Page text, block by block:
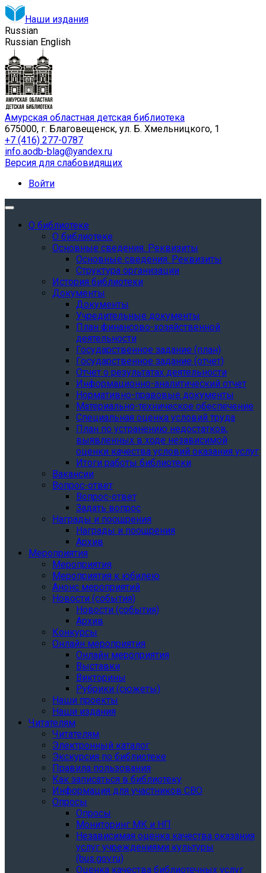
Наши издания
Russian
Russian English
Амурская областная детская библиотека
675000, г. Благовещенск, ул. Б. Хмельницкого, 1
+7 (416) 277-0787
info.aodb-blag@yandex.ru
Версия для слабовидящих
Войти
О библиотеке
О библиотеке
Основные сведения. Реквизиты
Основные сведения. Реквизиты
Структура организации
История библиотеки
Документы
Документы
Учредительные документы
План финансово-хозяйственной
деятельности
Государственное задание (план)
Государственное задание (отчет)
Отчет о результатах деятельности
Информационно-аналитический отчет
Нормативно-правовые документы
Материально-техническое обеспечение
Специальная оценка условий труда
План по устранению недостатков,
выявленных в ходе независимой
оценки качества условий оказания услуг
Итоги работы библиотеки
Вакансии
Вопрос-ответ
Вопрос-ответ
Задать вопрос
Награды и поощрения
Награды и поощрения
Архив
Мероприятия
Мероприятия
Мероприятия к юбилею
Анонс мероприятий
Новости (события)
Новости (события)
Архив
Конкурсы
Онлайн мероприятия
Онлайн мероприятия
Выставки
Викторины
Рубрики (сюжеты)
Наши проекты
Наши издания
Читателям
Читателям
Электронный каталог
Экскурсия по библиотеке
Правила пользования
Как записаться в библиотеку
Информация для участников СВО
Опросы
Опросы
Мониторинг МК и НП
Независимая оценка качества оказания
услуг учреждениями культуры
(bus.gov.ru)
Оценка качества библиотечных услуг